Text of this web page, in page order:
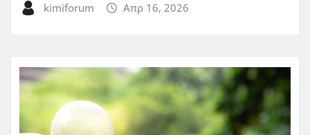
kimiforum Απρ 16, 2026